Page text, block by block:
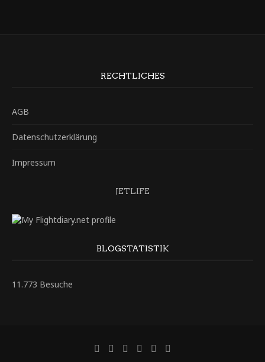
RECHTLICHES
AGB
Datenschutzerklärung
Impressum
JETLIFE
BLOGSTATISTIK
11.773 Besuche